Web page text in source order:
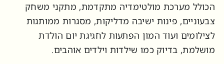
הכולל מערכת מולטימדיה מתקדמת, מתקני משחק
צבעוניים, פינות ישיבה מדליקות, מסגרות ממותגות
לצילומים ועוד המון הפתעות לחגיגת יום הולדת
מושלמת, בדיוק כמו שילדות וילדים אוהבים.